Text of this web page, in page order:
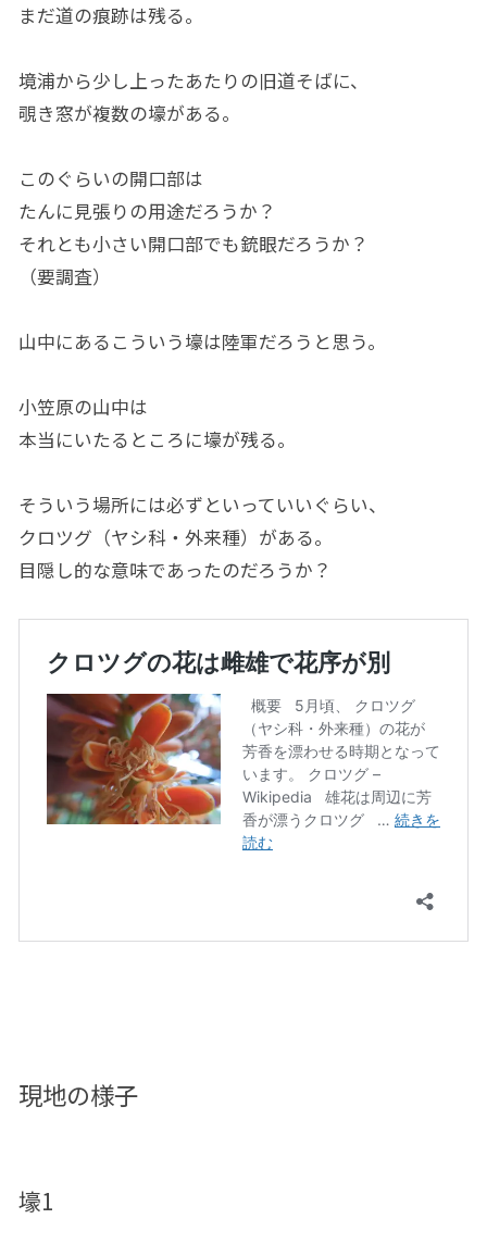
まだ道の痕跡は残る。
境浦から少し上ったあたりの旧道そばに、
覗き窓が複数の壕がある。
このぐらいの開口部は
たんに見張りの用途だろうか？
それとも小さい開口部でも銃眼だろうか？
（要調査）
山中にあるこういう壕は陸軍だろうと思う。
小笠原の山中は
本当にいたるところに壕が残る。
そういう場所には必ずといっていいぐらい、
クロツグ（ヤシ科・外来種）がある。
目隠し的な意味であったのだろうか？
現地の様子
壕1